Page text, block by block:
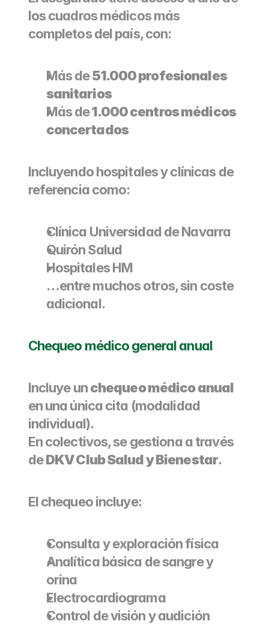
los cuadros médicos más
completos del país, con:
Más de 51.000 profesionales
sanitarios
Más de 1.000 centros médicos
concertados
Incluyendo hospitales y clínicas de
referencia como:
Clínica Universidad de Navarra
Quirón Salud
Hospitales HM
…entre muchos otros, sin coste
adicional.
Chequeo médico general anual
Incluye un chequeo médico anual
en una única cita (modalidad
individual).
En colectivos, se gestiona a través
de DKV Club Salud y Bienestar.
El chequeo incluye:
Consulta y exploración física
Analítica básica de sangre y
orina
Electrocardiograma
Control de visión y audición